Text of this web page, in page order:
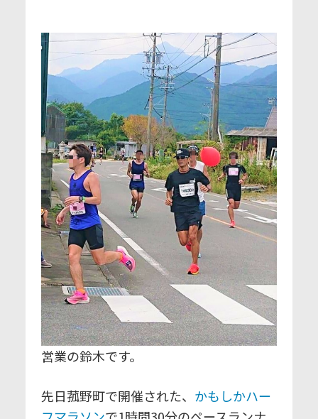
営業の鈴木です。
先日菰野町で開催された、 かもしかハー